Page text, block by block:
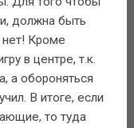
должна быть
нет! Кроме
в центре, т.к.
а обороняться
В итоге, если
то туда